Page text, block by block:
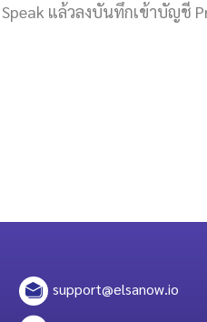
แล้วลงบันทึกเข้าบัญชี
support@elsanow.io